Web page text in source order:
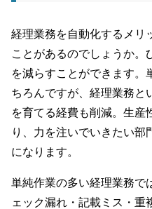
経理業務を自動化するメリ
ことがあるのでしょうか。
を減らすことができます。
ちろんですが、経理業務と
を育てる経費も削減。生産
り、力を注いでいきたい部
になります。
単純作業の多い経理業務で
ェック漏れ・記載ミス・重